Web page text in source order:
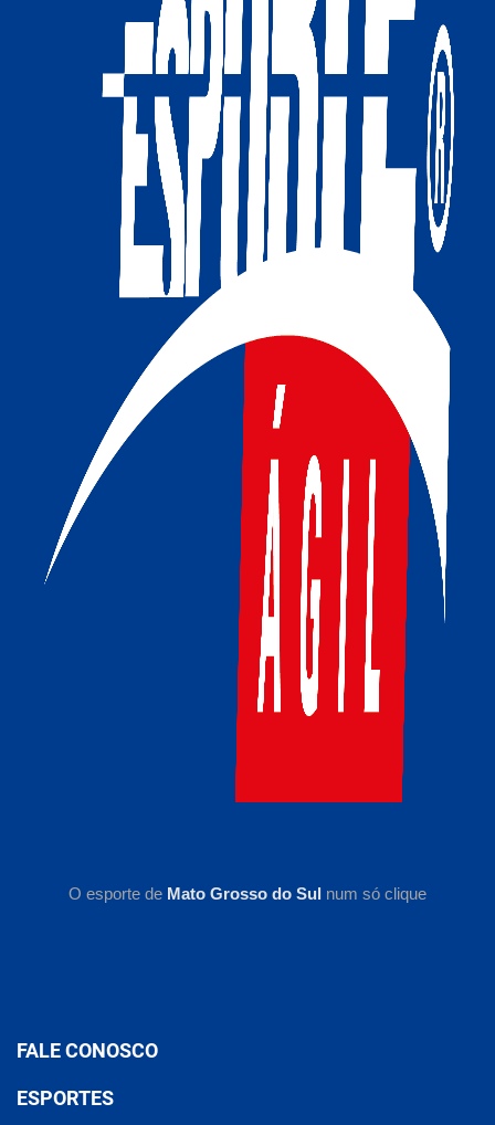
O esporte de Mato Grosso do Sul num só clique
FALE CONOSCO
ESPORTES